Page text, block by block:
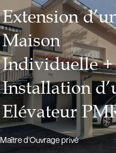
Extension
Maison
Individuelle +
Installation
Elévateur
Maître d'Ouvrage privé